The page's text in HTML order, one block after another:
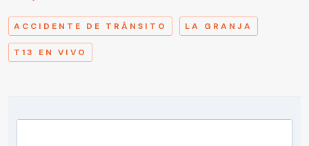
ACCIDENTE DE TRÁNSITO LA GRANJA
T13 EN VIVO